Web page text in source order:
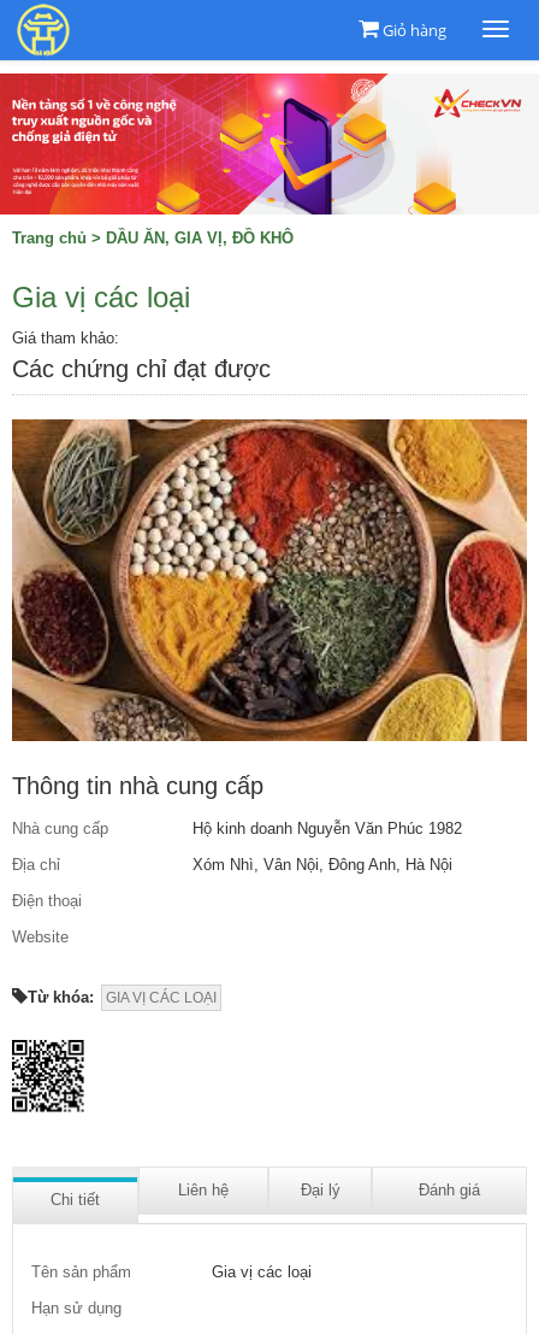
Giỏ hàng
Trang chủ > DẦU ĂN, GIA VỊ, ĐỒ KHÔ
Gia vị các loại
Giá tham khảo:
Các chứng chỉ đạt được
Thông tin nhà cung cấp
Nhà cung cấp
Hộ kinh doanh Nguyễn Văn Phúc 1982
Địa chỉ
Xóm Nhì, Vân Nội, Đông Anh, Hà Nội
Điện thoại
Website
Từ khóa: GIA VỊ CÁC LOẠI
Chi tiết
Liên hệ Đại lý Đánh giá
Tên sản phẩm
Gia vị các loại
Hạn sử dụng